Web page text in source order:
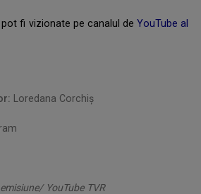
fi vizionate pe canalul de YouTube al
Loredana Corchiş
YouTube TVR